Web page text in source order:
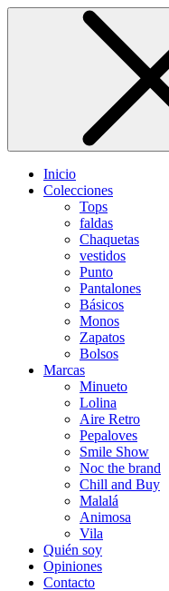
Inicio
Colecciones
Tops
faldas
Chaquetas
vestidos
Punto
Pantalones
Básicos
Monos
Zapatos
Bolsos
Marcas
Minueto
Lolina
Aire Retro
Pepaloves
Smile Show
Noc the brand
Chill and Buy
Malalá
Animosa
Vila
Quién soy
Opiniones
Contacto